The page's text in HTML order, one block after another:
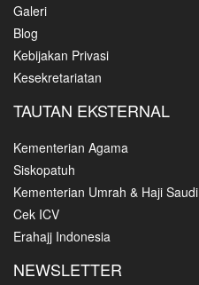
Galeri
Blog
Kebijakan Privasi
Kesekretariatan
TAUTAN EKSTERNAL
Kementerian Agama
Siskopatuh
Kementerian Umrah & Haji Saudi
Cek ICV
Erahajj Indonesia
NEWSLETTER